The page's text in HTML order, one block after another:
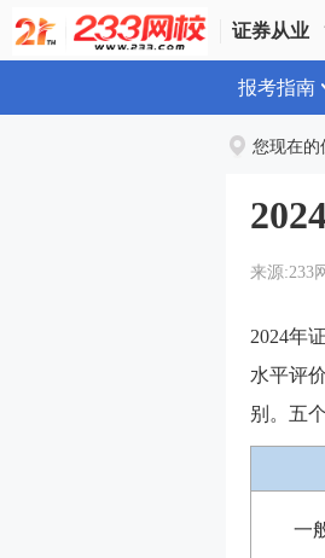
证券从业
报考指南
您现在的
来源:233
2024年
水平评
别。五
一